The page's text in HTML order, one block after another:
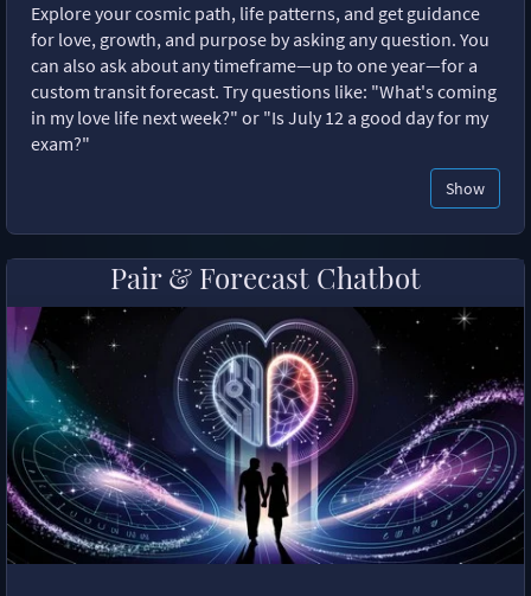
Explore your cosmic path, life patterns, and get guidance
for love, growth, and purpose by asking any question. You
can also ask about any timeframe—up to one year—for a
custom transit forecast. Try questions like: "What's coming
in my love life next week?" or "Is July 12 a good day for my
exam?"
Show
Pair & Forecast Chatbot